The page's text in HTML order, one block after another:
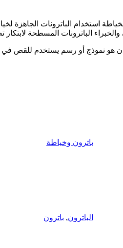
استخدام الباترونات الجاهزة
الباترونات المسطحة لابتكار
ان هو نموذج أو رسم يستخدم للقص في
باترون وخياطة
الباترون, باترون